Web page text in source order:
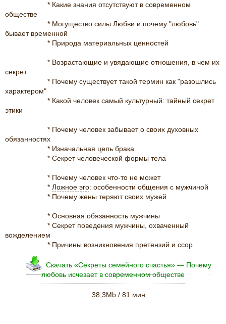
* Какие знания отсутствуют в современном
обществе
* Могущество силы Любви и почему "любовь"
бывает временной
* Природа материальных ценностей
* Возрастающие и увядающие отношения, в чем их
секрет
* Почему существует такой термин как "разошлись
характером"
* Какой человек самый культурный: тайный секрет
этики
* Почему человек забывает о своих духовных
обязанностях
* Изначальная цель брака
* Секрет человеческой формы тела
* Почему человек что-то не может
* Ложное эго: особенности общения с мужчиной
* Почему жены теряют своих мужей
* Основная обязанность мужчины
* Секрет поведения мужчины, охваченный
вожделением
* Причины возникновения претензий и ссор
Скачать «Секреты семейного счастья» — Почему
любовь исчезает в современном обществе
38,3Mb / 81 мин